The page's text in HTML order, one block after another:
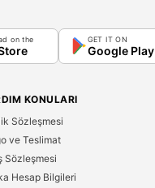
on the GET IT ON
Google Play
KONULARI
Sözleşmesi
ve Teslimat
Sözleşmesi
Hesap Bilgileri